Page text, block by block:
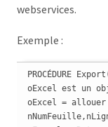
webservices.
Exemple :
PROCÉDURE
oExcel est un
oExcel =